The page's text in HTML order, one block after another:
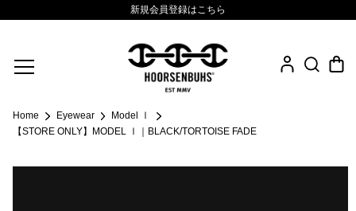
.925 Sterling
新規会員登録はこちら
Home Eyewear
Model Ⅰ
【STORE ONLY】MODEL Ⅰ｜BLACK/TORTOISE FADE